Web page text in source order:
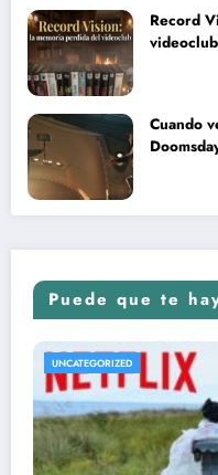
Record
videoclub
Cuando
Puede que te
UNCATEGORIZED